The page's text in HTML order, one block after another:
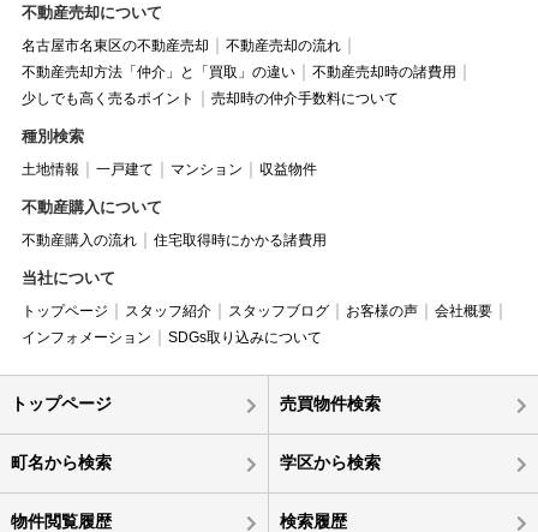
不動産売却について
名古屋市名東区の不動産売却
不動産売却の流れ
不動産売却方法「仲介」と「買取」の違い
不動産売却時の諸費用
少しでも高く売るポイント
売却時の仲介手数料について
種別検索
土地情報 一戸建て マンション 収益物件
不動産購入について
不動産購入の流れ 住宅取得時にかかる諸費用
当社について
トップページ スタッフ紹介 スタッフブログ お客様の声
会社概要
インフォメーション
SDGs取り込みについて
トップページ 売買物件検索
町名から検索 学区から検索
物件閲覧履歴 検索履歴